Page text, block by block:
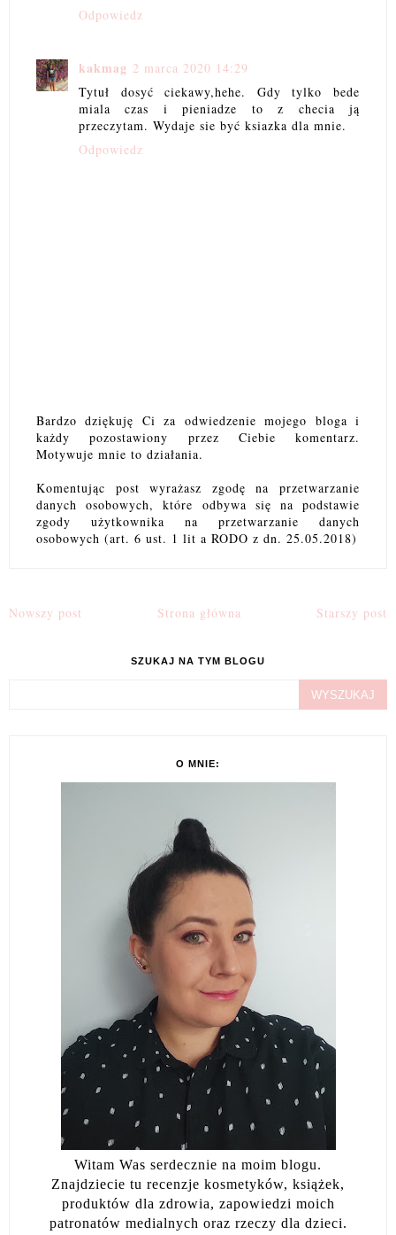
Odpowiedz
kakmag 2 marca 2020 14:29
Tytuł dosyć ciekawy,hehe. Gdy tylko bede
miala czas i pieniadze to z checia ją
przeczytam. Wydaje sie być ksiazka dla mnie.
Odpowiedz
Bardzo dziękuję Ci za odwiedzenie mojego bloga i
każdy pozostawiony przez Ciebie komentarz.
Motywuje mnie to działania.
Komentując post wyrażasz zgodę na przetwarzanie
danych osobowych, które odbywa się na podstawie
zgody użytkownika na przetwarzanie danych
osobowych (art. 6 ust. 1 lit a RODO z dn. 25.05.2018)
Nowszy post Starszy post
Strona główna
SZUKAJ NA TYM BLOGU
O MNIE:
Witam Was serdecznie na moim blogu.
Znajdziecie tu recenzje kosmetyków, książek,
produktów dla zdrowia, zapowiedzi moich
patronatów medialnych oraz rzeczy dla dzieci.